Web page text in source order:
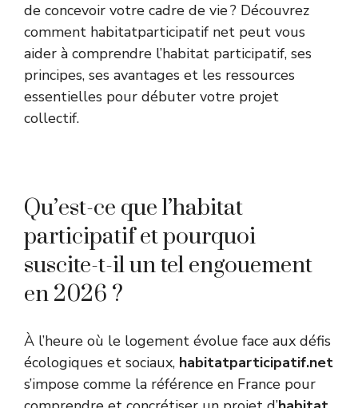
de concevoir votre cadre de vie ? Découvrez
comment habitatparticipatif net peut vous
aider à comprendre l’habitat participatif, ses
principes, ses avantages et les ressources
essentielles pour débuter votre projet
collectif.
Qu’est-ce que l’habitat
participatif et pourquoi
suscite-t-il un tel engouement
en 2026 ?
À l’heure où le logement évolue face aux défis
écologiques et sociaux, habitatparticipatif.net
s’impose comme la référence en France pour